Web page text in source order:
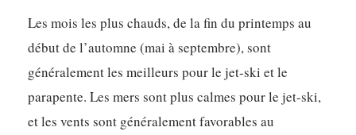
Les mois les plus chauds, de la fin du printemps au
début de l’automne (mai à septembre), sont
généralement les meilleurs pour le jet-ski et le
parapente. Les mers sont plus calmes pour le jet-ski,
et les vents sont généralement favorables au